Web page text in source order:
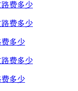
费多少
费多少
费多少
费多少
多少